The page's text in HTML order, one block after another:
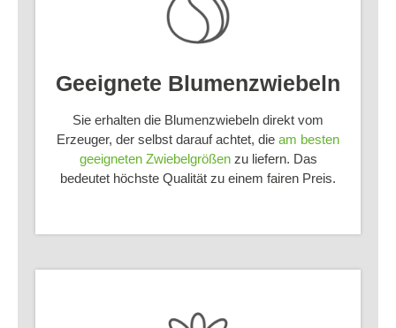
Geeignete Blumenzwiebeln
Sie erhalten die Blumenzwiebeln direkt vom
Erzeuger, der selbst darauf achtet, die am besten
geeigneten Zwiebelgrößenzu liefern. Das
bedeutet höchste Qualität zu einem fairen Preis.